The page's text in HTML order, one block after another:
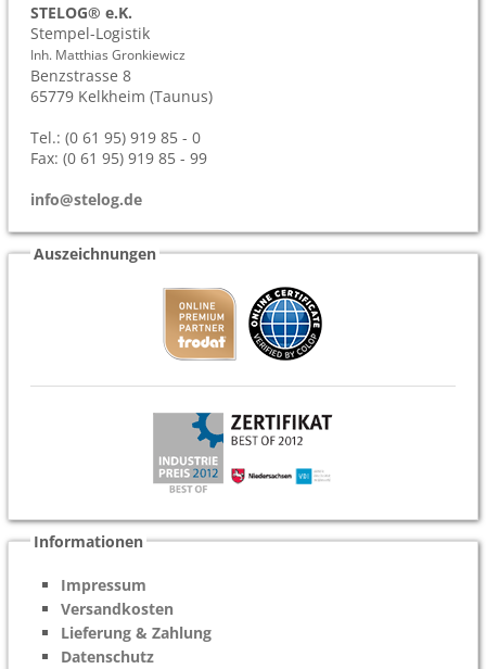
STELOG® e.K.
Stempel-Logistik
Inh. Matthias Gronkiewicz
Benzstrasse 8
65779 Kelkheim (Taunus)
Tel.: (0 61 95) 919 85 - 0
Fax: (0 61 95) 919 85 - 99
info@stelog.de
Auszeichnungen
Informationen
Impressum
Versandkosten
Lieferung & Zahlung
Datenschutz